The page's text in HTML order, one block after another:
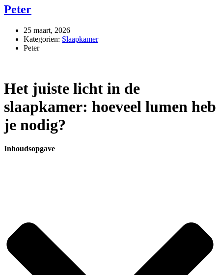
Peter
25 maart, 2026
Kategorien: Slaapkamer
Peter
Het juiste licht in de
slaapkamer: hoeveel lumen heb
je nodig?
Inhoudsopgave